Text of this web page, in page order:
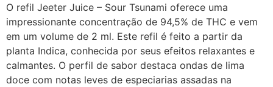
O refil Jeeter Juice – Sour Tsunami oferece uma
impressionante concentração de 94,5% de THC e vem
em um volume de 2 ml. Este refil é feito a partir da
planta Indica, conhecida por seus efeitos relaxantes e
calmantes. O perfil de sabor destaca ondas de lima
doce com notas leves de especiarias assadas na